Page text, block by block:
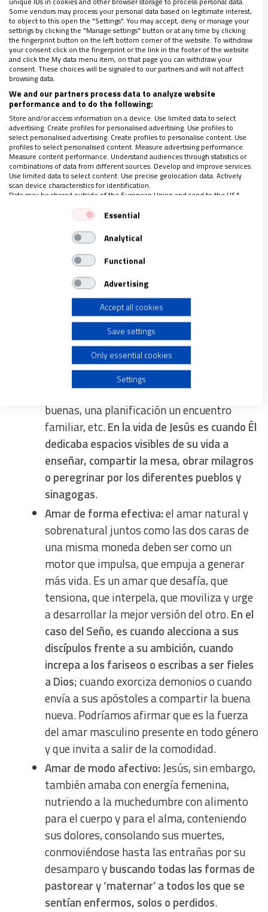
forma en que el Señor nos enseñó a amar, que, si
bien en una sola,para efectos de comprensión, la
podemos dividir en cuatro dimensiones:
Amar en forma sobrenatural:es decir,
invertir energía real en pro del bien de
otro(s), de la creación y de Dios, aun cuando
esos destinatarios no se enteren de cuánto
tiempo y dedicación les estamos donando
gratuitamente. Ahí caben, por ejemplo, la
oración, el estudio, la planificación, el
madrugar, el trabajar, el pensar y el estar al
pendiente de la felicidad, bienestar y
salvación del resto. Podríamos decir que
el tiempo en que Jesús se iba a la montaña y
estaba despierto toda la noche
el Padre para cumplir su misión.
Amar en forma natural:toda la energía
anterior debe plasmarse en encarnaciones
concretas en el tiempo y el espacio para que
no quede solo en nuestra conciencia y el otro
lo pueda sentir y gustar. Es así como un
buen trabajo debe permitir crear ideas
buenas, una planificación un encuentro
familiar, etc.En la vida de Jesús es cuando Él
dedicaba espacios visibles de su vida a
enseñar, compartir la mesa, obrar milagros
o peregrinar por los diferentes pueblos y
sinagogas.
Amar de forma efectiva:el amar natural y
sobrenatural juntos como las dos caras de
una misma moneda deben ser como un
motor que impulsa, que empuja a generar
más vida. Es un amar que desafía, que
tensiona, que interpela, que moviliza y urge
a desarrollar la mejor versión del otro.En el
caso del Seño, es cuando alecciona a sus
discípulos frente a su ambición, cuando
increpa a los fariseos o escribas a ser fieles
a Dios; cuando exorciza demonios o cuando
envía a sus apóstoles a compartir la buena
nueva. Podríamos afirmar que es la fuerza
del amar masculino presente en todo género
y que invita a salir de la comodidad.
Amar de modo afectivo:Jesús, sin embargo,
también amaba con energía femenina,
nutriendo a la muchedumbre con alimento
para el cuerpo y para el alma, conteniendo
sus dolores, consolando sus muertes,
conmoviéndose hasta las entrañas por su
desamparo ybuscando todas las formas de
pastorear y ‘maternar’ a todos los que se
sentían enfermos, solos o perdidos.
Some vendors may process your personal data based on legitimate interest,
to object to this open the "Settings". You may accept, deny or manage your
settings by clicking the "Manage settings" button or at any time by clicking
the fingerprint button on the left bottom corner of the website. To withdraw
your consent click on the fingerprint or the link in the footer of the website
and click the My data menu item, on that page you can withdraw your
consent. These choices will be signaled to our partners and will not affect
browsing data.
We and our partners process data to analyze website
performance and to do the following:
Store and/or access information on a device. Use limited data to select
advertising. Create profiles for personalised advertising. Use profiles to
select personalised advertising. Create profiles to personalise content. Use
profiles to select personalised content. Measure advertising performance.
Measure content performance. Understand audiences through statistics or
combinations of data from different sources. Develop and improve services.
Use limited data to select content. Use precise geolocation data. Actively
scan device characteristics for identification.
Data may be shared outside of the European Union and send to the USA.
Your consent and the cookie policy applies solely to this website/app.
View Partner List (1 IAB Vendors)
We use your data for the following purposes:
IAB processing purposes:
Use limited data to select advertising
Create profiles for personalised advertising
Use profiles to select personalised advertising
Create profiles to personalise content
Use profiles to select personalised content
Measure advertising performance
Measure content performance
Understand audiences through statistics or combinations
Develop and improve services
Use limited data to select content
IAB Special Features:
Use precise geolocation data
Identify devices based on information actively requested
Non-IAB processing purposes:
Essential
Analytical
Functional
Advertising
Essential
Analytical
Functional
Advertising
Accept all cookies
Save settings
Only essential cookies
Settings